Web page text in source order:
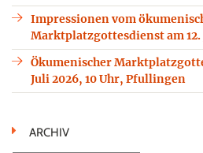
Impressionen vom
Marktplatzgottesdienst am 12.
Ökumenischer
Juli 2026, 10 Uhr, Pfullingen
ARCHIV